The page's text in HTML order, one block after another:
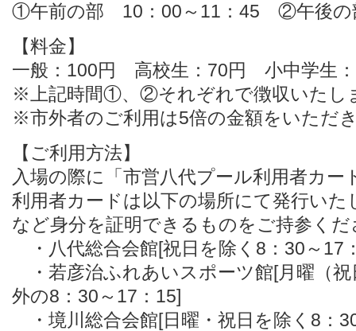
①午前の部 10：00～11：45 ②午後の
【料金】
一般：100円 高校生：70円 小中学生
※上記時間①、②それぞれで徴収いたし
※市外者のご利用は5倍の金額をいただ
【ご利用方法】
入場の際に「市営八代プール利用者カ
利用者カードは以下の場所にて発行いた
など身分を証明できるものをご持参くだ
・八代総合会館[祝日を除く8：30～17
・若彦治ふれあいスポーツ館[月曜（祝
外の8：30～17：15]
・境川総合会館[日曜・祝日を除く8：